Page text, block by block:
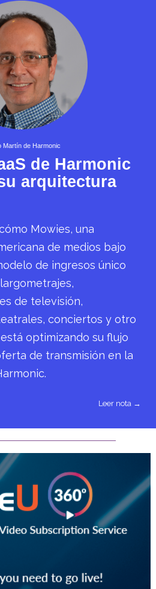
Martín de Harmonic
de Harmonic
arquitectura
Mowies, una
de medios bajo
de ingresos único
de televisión,
conciertos y otro
optimizando su flujo
de transmisión en la
Leer nota →